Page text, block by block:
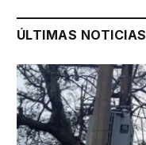
ÚLTIMAS NOTICIAS